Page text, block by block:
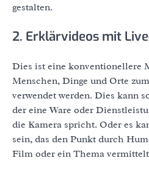
gestalten.
2. Erklärvideos mit
Dies ist eine konventionellere
Menschen, Dinge und Orte
verwendet werden. Dies kann
der eine Ware oder
die Kamera spricht. Oder es
sein, das den Punkt durch
Film oder ein Thema